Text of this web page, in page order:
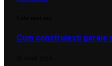
Cum construiești garaje